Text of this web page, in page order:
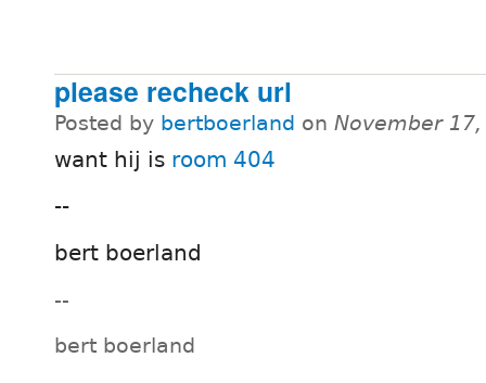
please recheck url
Posted by bertboerland on November
want hij is room 404
--
bert boerland
--
bert boerland